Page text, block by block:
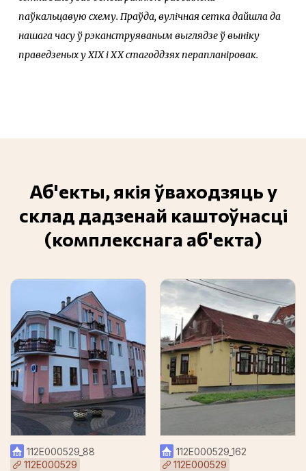
паўкальцавую схему. Праўда, вулічная сетка дайшла да
нашага часу ў рэканструяваным выглядзе ў выніку
праведзеных у ХІХ і ХХ стагоддзях перапланіровак.
Аб'екты, якія ўваходзяць у
склад дадзенай каштоўнасці
(комплекснага аб'екта)
112Е000529_88
112Е000529
112Е000529_162
112Е000529